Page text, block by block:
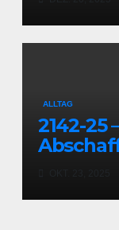
ALLTAG
2142-25 – #Positionen –